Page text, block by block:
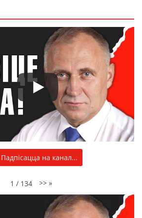
Падпісацца на канал...
1 / 134 >> »